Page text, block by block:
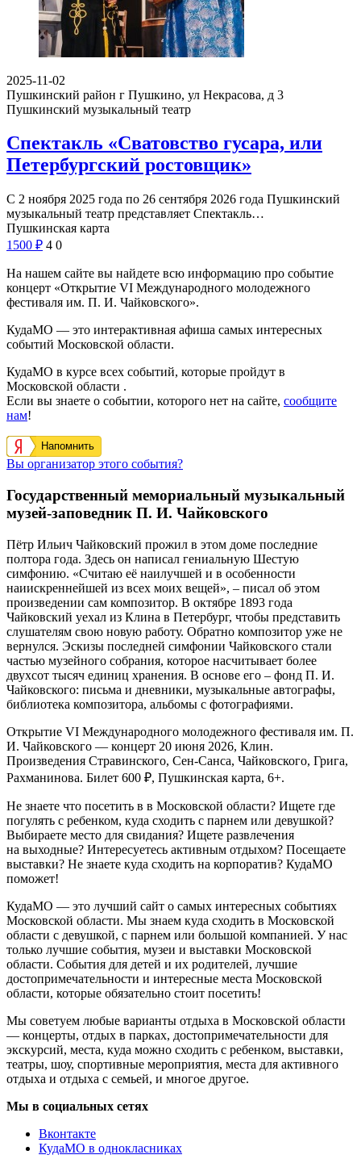
2025-11-02
Пушкинский район г Пушкино, ул Некрасова, д 3
Пушкинский музыкальный театр
Спектакль «Сватовство гусара, или
Петербургский ростовщик»
С 2 ноября 2025 года по 26 сентября 2026 года Пушкинский
музыкальный театр представляет Спектакль…
Пушкинская карта
1500 ₽ 4 0
На нашем сайте вы найдете всю информацию про событие
концерт «Открытие VI Международного молодежного
фестиваля им. П. И. Чайковского».
КудаМО — это интерактивная афиша самых интересных
событий Московской области.
КудаМО в курсе всех событий, которые пройдут в
Московской области .
Если вы знаете о событии, которого нет на сайте, сообщите
нам!
Напомнить
Вы организатор этого события?
Государственный мемориальный музыкальный
музей-заповедник П. И. Чайковского
Пётр Ильич Чайковский прожил в этом доме последние
полтора года. Здесь он написал гениальную Шестую
симфонию. «Считаю её наилучшей и в особенности
наиискреннейшей из всех моих вещей», – писал об этом
произведении сам композитор. В октябре 1893 года
Чайковский уехал из Клина в Петербург, чтобы представить
слушателям свою новую работу. Обратно композитор уже не
вернулся. Эскизы последней симфонии Чайковского стали
частью музейного собрания, которое насчитывает более
двухсот тысяч единиц хранения. В основе его – фонд П. И.
Чайковского: письма и дневники, музыкальные автографы,
библиотека композитора, альбомы с фотографиями.
Открытие VI Международного молодежного фестиваля им. П.
И. Чайковского — концерт 20 июня 2026, Клин.
Произведения Стравинского, Сен-Санса, Чайковского, Грига,
Рахманинова. Билет 600 ₽, Пушкинская карта, 6+.
Не знаете что посетить в в Московской области? Ищете где
погулять с ребенком, куда сходить с парнем или девушкой?
Выбираете место для свидания? Ищете развлечения
на выходные? Интересуетесь активным отдыхом? Посещаете
выставки? Не знаете куда сходить на корпоратив? КудаМО
поможет!
КудаМО — это лучший сайт о самых интересных событиях
Московской области. Мы знаем куда сходить в Московской
области с девушкой, с парнем или большой компанией. У нас
только лучшие события, музеи и выставки Московской
области. События для детей и их родителей, лучшие
достопримечательности и интересные места Московской
области, которые обязательно стоит посетить!
Мы советуем любые варианты отдыха в Московской области
— концерты, отдых в парках, достопримечательности для
экскурсий, места, куда можно сходить с ребенком, выставки,
театры, шоу, спортивные мероприятия, места для активного
отдыха и отдыха с семьей, и многое другое.
Мы в социальных сетях
Вконтакте
КудаМО в однокласниках